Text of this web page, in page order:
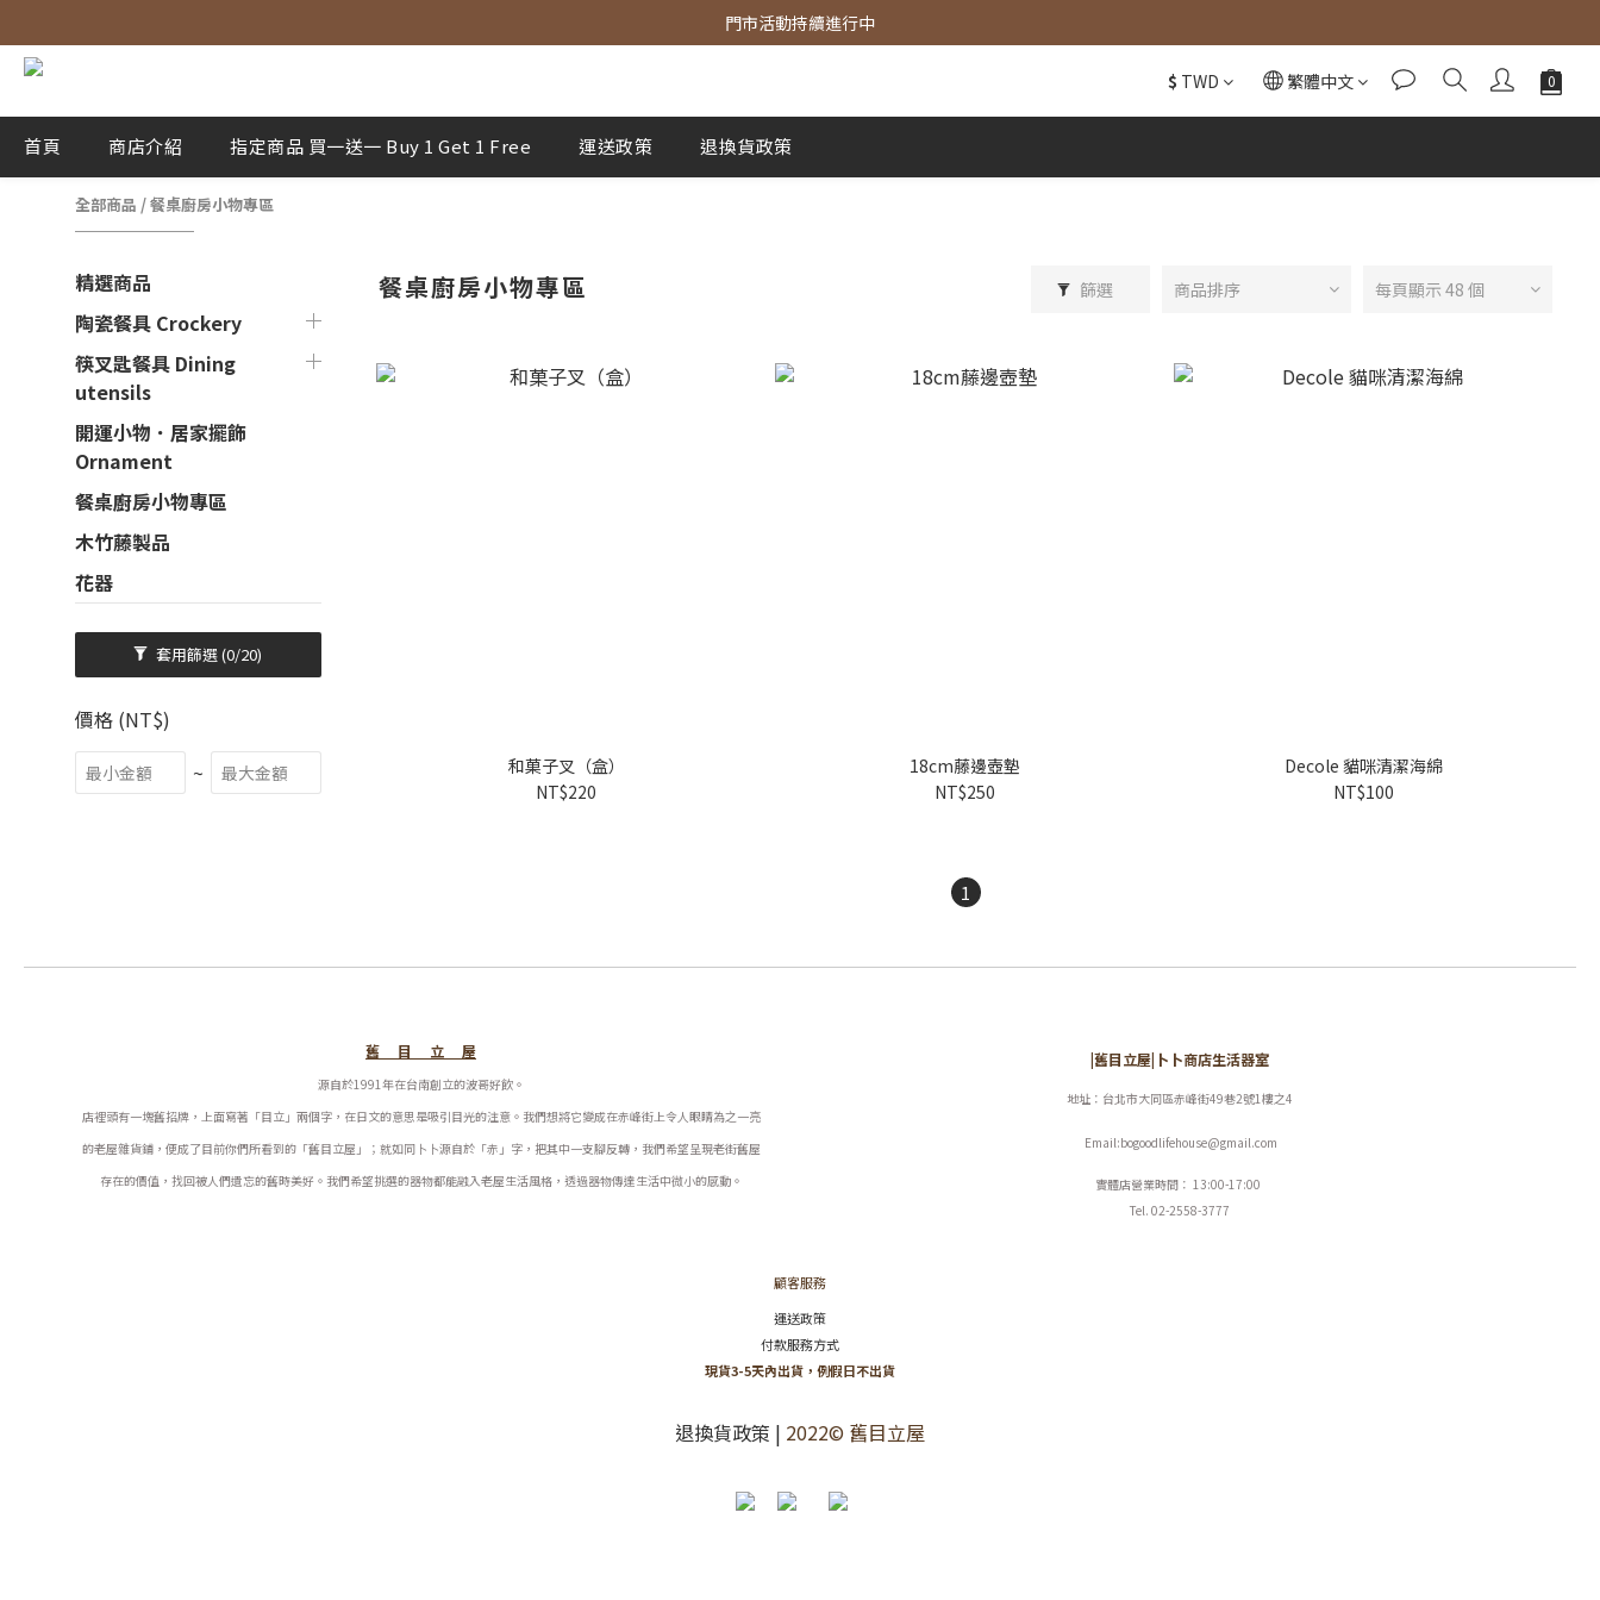
官網商品 全館滿3000 免運費
門市活動持續進行中
$ TWD 繁體中文
首頁 商店介紹 指定商品 買一送一 Buy 1 Get 1 Free 運送政策 退換貨政策
全部商品 /餐桌廚房小物專區
精選商品
陶瓷餐具 Crockery
筷叉匙餐具 Dining
utensils
開運小物．居家擺飾
Ornament
餐桌廚房小物專區
木竹藤製品
花器
套用篩選(0/20)
價格 (NT$)
~
餐桌廚房小物專區 篩選 商品排序 每頁顯示 48 個
和菓子叉（盒）
NT$220
18cm藤邊壺墊
NT$250
Decole 貓咪清潔海綿
NT$100
1
舊 目 立 屋
源自於1991年在台南創立的波哥好飲。
店裡頭有一塊舊招牌，上面寫著「目立」兩個字，在日文的意思是吸引目光的注意。我們想將它變成在赤峰街上令人眼睛為之一亮
的老屋雜貨鋪，便成了目前你們所看到的「舊目立屋」；就如同卜卜源自於「赤」字，把其中一支腳反轉，我們希望呈現老街舊屋
存在的價值，找回被人們遺忘的舊時美好。 我們希望挑選的器物都能融入老屋生活風格，透過器物傳達生活中微小的感動。
|舊目立屋|卜卜商店生活器室
地址：台北市大同區赤峰街49巷2號1樓之4
Email:bogoodlifehouse@gmail.com
實體店營業時間： 13:00-17:00
Tel. 02-2558-3777
顧客服務
運送政策
付款服務方式
現貨3-5天內出貨，例假日不出貨
退換貨政策 | 2022© 舊目立屋